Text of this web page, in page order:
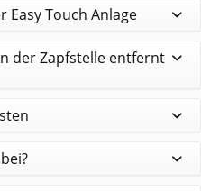
Easy Touch Anlage
der Zapfstelle entfernt